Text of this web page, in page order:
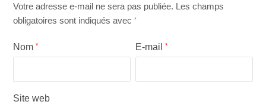
Votre adresse e-mail ne sera pas publiée. Les champs
obligatoires sont indiqués avec*
Nom* E-mail*
Site web